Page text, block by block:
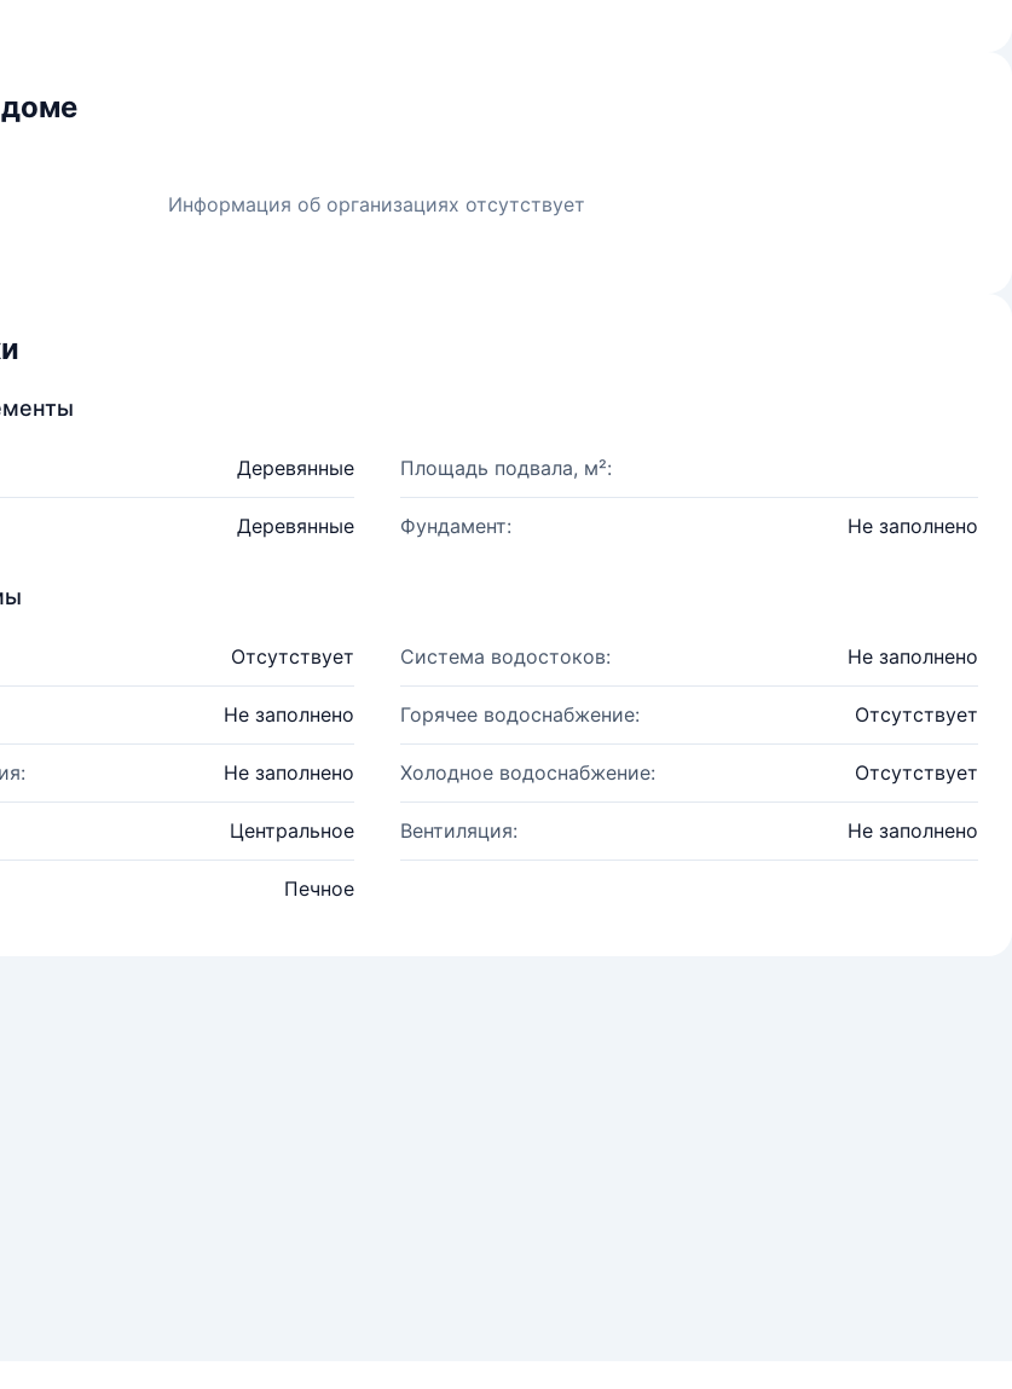
Информация об организациях отсутствует
Деревянные Площадь подвала, м²:
Деревянные Фундамент: Не заполнено
Отсутствует Система водостоков: Не заполнено
Не заполнено Горячее водоснабжение: Отсутствует
Не заполнено Холодное водоснабжение: Отсутствует
Центральное Вентиляция: Не заполнено
Печное